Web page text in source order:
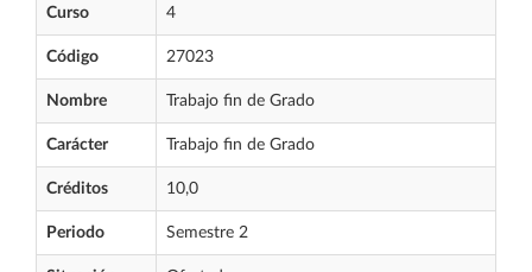
Curso 4
Código 27023
Nombre Trabajo fin de Grado
Carácter Trabajo fin de Grado
Créditos 10,0
Periodo Semestre 2